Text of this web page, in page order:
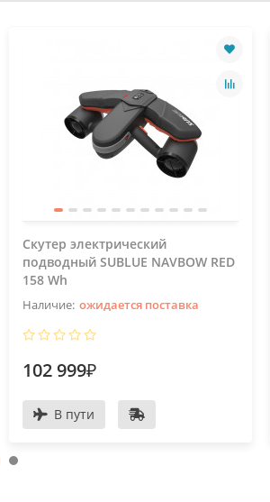
Скутер электрический
подводный SUBLUE NAVBOW RED
158 Wh
ожидается поставка
102 999₽
В пути